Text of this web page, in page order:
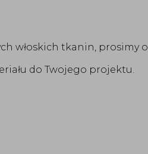
włoskich tkanin, prosimy o
do Twojego projektu.